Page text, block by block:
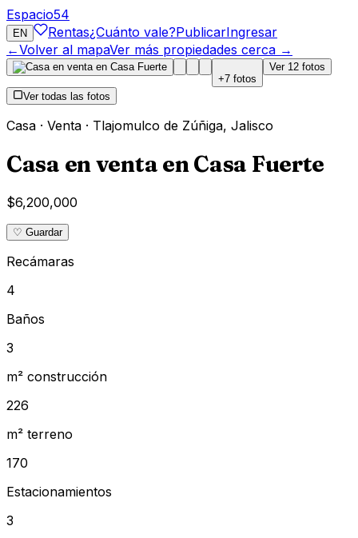
Espacio54
EN Rentas¿Cuánto vale?PublicarIngresar
←Volver al mapaVer más propiedades cerca →
+7 fotos
Ver 12 fotos
Ver todas las fotos
Casa · Venta · Tlajomulco de Zúñiga, Jalisco
Casa en venta en Casa Fuerte
$6,200,000
♡ Guardar
Recámaras
4
Baños
3
m² construcción
226
m² terreno
170
Estacionamientos
3